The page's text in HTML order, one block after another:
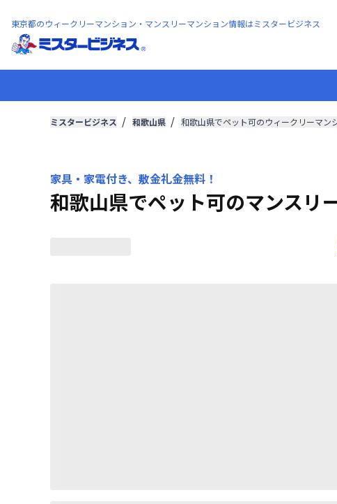
東京都のウィークリーマンション・マンスリーマンション情報はミスタービジネス
ミスタービジネス 和歌山県 和歌山県でペット可のウィークリーマン
家具・家電付き、敷金礼金無料！
和歌山県でペット可のマンスリ